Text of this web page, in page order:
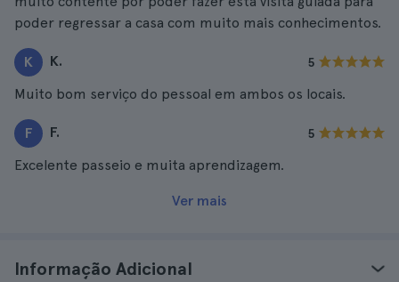
poder regressar a casa com muito mais conhecimentos.
K K. 5
Muito bom serviço do pessoal em ambos os locais.
F F. 5
Excelente passeio e muita aprendizagem.
Ver mais
Informação Adicional